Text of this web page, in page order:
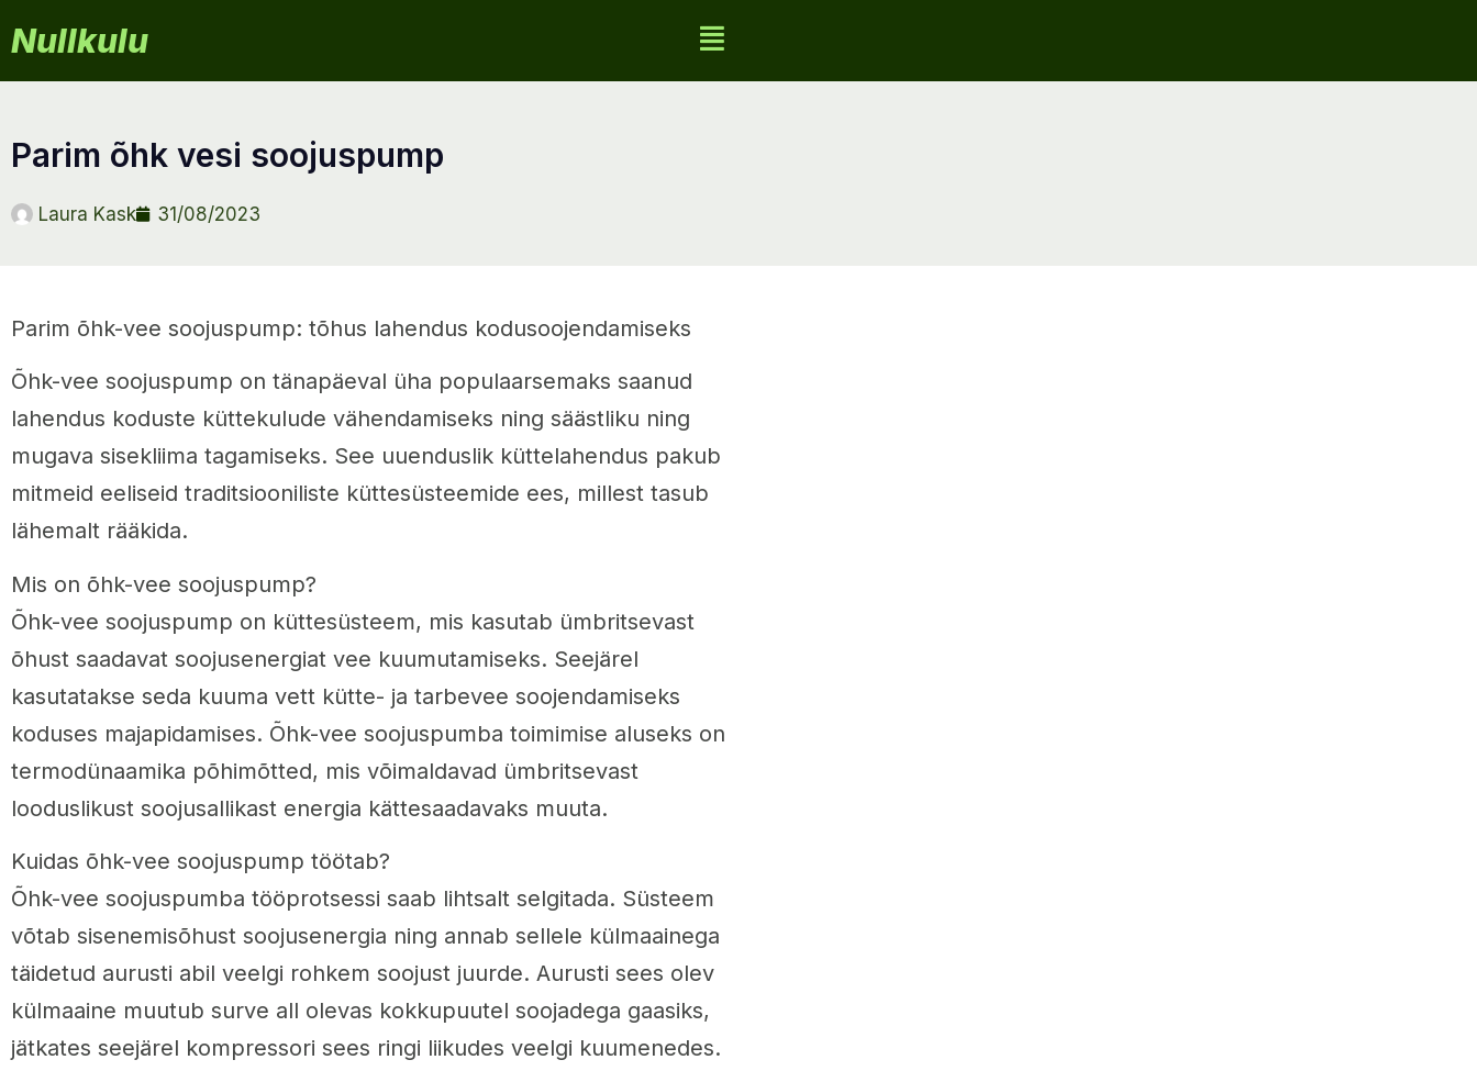
Nullkulu
parim õhk vesi soojuspump
Laura Kask 31/08/2023
Parim õhk-vee soojuspump: tõhus lahendus kodusoojendamiseks
Õhk-vee soojuspump on tänapäeval üha populaarsemaks saanud
lahendus koduste küttekulude vähendamiseks ning säästliku ning
mugava sisekliima tagamiseks. See uuenduslik küttelahendus pakub
mitmeid eeliseid traditsiooniliste küttesüsteemide ees, millest tasub
lähemalt rääkida.
Mis on õhk-vee soojuspump?
Õhk-vee soojuspump on küttesüsteem, mis kasutab ümbritsevast
õhust saadavat soojusenergiat vee kuumutamiseks. Seejärel
kasutatakse seda kuuma vett kütte- ja tarbevee soojendamiseks
koduses majapidamises. Õhk-vee soojuspumba toimimise aluseks on
termodünaamika põhimõtted, mis võimaldavad ümbritsevast
looduslikust soojusallikast energia kättesaadavaks muuta.
Kuidas õhk-vee soojuspump töötab?
Õhk-vee soojuspumba tööprotsessi saab lihtsalt selgitada. Süsteem
võtab sisenemisõhust soojusenergia ning annab sellele külmaainega
täidetud aurusti abil veelgi rohkem soojust juurde. Aurusti sees olev
külmaaine muutub surve all olevas kokkupuutel soojadega gaasiks,
jätkates seejärel kompressori sees ringi liikudes veelgi kuumenedes.